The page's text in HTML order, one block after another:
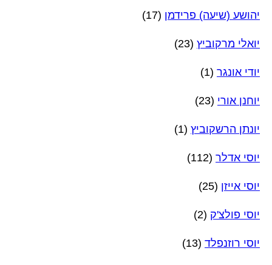
יהושע (שיעה) פרידמן (17)
יואלי מרקוביץ (23)
יודי אונגר (1)
יוחנן אורי (23)
יונתן הרשקוביץ (1)
יוסי אדלר (112)
יוסי אייזן (25)
יוסי פולצ'ק (2)
יוסי רוזנפלד (13)